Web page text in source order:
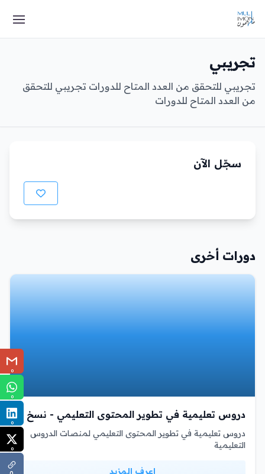
تجريبي
تجريبي للتحقق من العدد المتاح للدورات تجريبي للتحقق
من العدد المتاح للدورات
سجّل الآن
دورات أخرى
دروس تعليمية في تطوير المحتوى التعليمي - نسخ
دروس تعليمية في تطوير المحتوى التعليمي لمنصات الدروس
التعليمية
اعرف المزيد
0
0
0
0